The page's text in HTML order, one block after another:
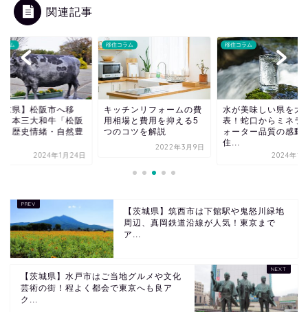
関連記事
ラム
重県】松阪市へ移
日本三大和牛「松阪
と歴史情緒・自然豊
2024年1月24日
移住コラム
キッチンリフォームの費
用相場と費用を抑える5
つのコツを解説
2022年3月9日
移住コラム
水が美味しい県を大
表！蛇口からミネラ
ォーター品質の感動
住...
2024年10
【茨城県】筑西市は下館駅や鬼怒川緑地
周辺、真岡鉄道沿線が人気！東京まで
ア...
【茨城県】水戸市はご当地グルメや文化
芸術の街！程よく都会で東京へも良ア
ク...